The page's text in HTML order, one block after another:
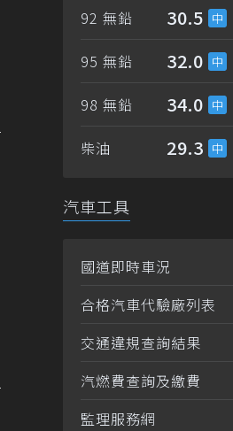
92 無鉛 30.5
95 無鉛 32.0
98 無鉛 34.0
柴油 29.3
汽車工具
國道即時車況
合格汽車代驗廠列表
交通違規查詢結果
汽燃費查詢及繳費
監理服務網